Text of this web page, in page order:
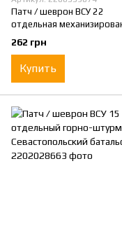
Патч / шеврон ВСУ 22
отдельная
бригада
262 грн
Купить